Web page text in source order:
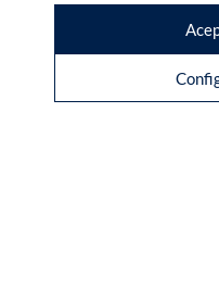
satisfacción.
El nivel de
relaciones